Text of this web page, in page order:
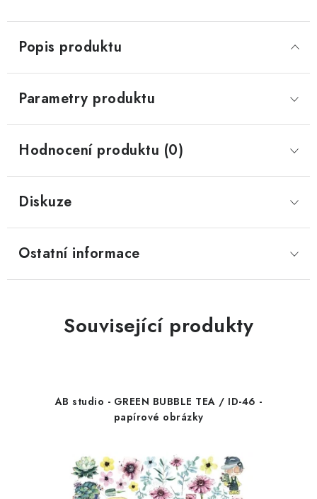
Popis produktu
Parametry produktu
Hodnocení produktu (0)
Diskuze
Ostatní informace
Související produkty
AB studio - GREEN BUBBLE TEA / ID-46 -
papírové obrázky